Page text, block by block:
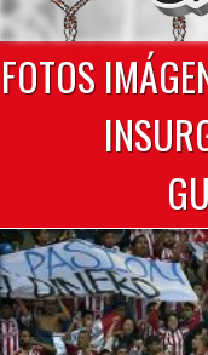
FOTOS